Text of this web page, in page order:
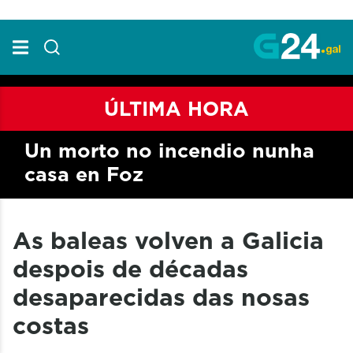
ÚLTIMA HORA
Un morto no incendio nunha
casa en Foz
As baleas volven a Galicia
despois de décadas
desaparecidas das nosas
costas